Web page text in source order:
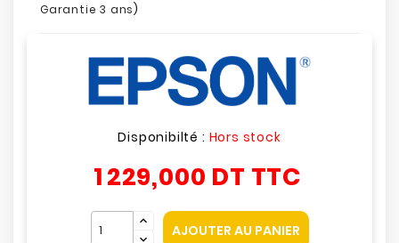
Garantie 3 ans)
Disponibilté : Hors stock
1 229,000 DT TTC
AJOUTER AU PANIER